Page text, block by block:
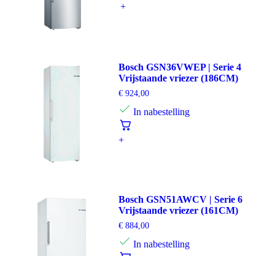
+
Bosch GSN36VWEP | Serie 4
Vrijstaande vriezer (186CM)
€ 924,00
In nabestelling
+
Bosch GSN51AWCV | Serie 6
Vrijstaande vriezer (161CM)
€884,00
In nabestelling